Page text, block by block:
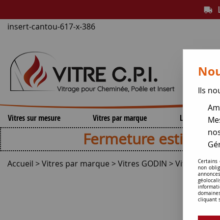
insert-cantou-617-x-386
Vitres sur mesure Vitres par marque Lamelles de
Fermeture estivale ,
Accueil >Vitres par marque >Vitres GODIN >Vitre
Ils
Certains
non
cliquant